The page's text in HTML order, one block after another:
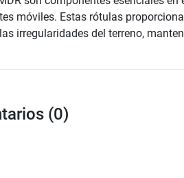
móviles. Estas rótulas
irregularidades del terreno,
(0)